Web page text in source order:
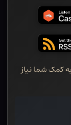
کمک شما نیاز